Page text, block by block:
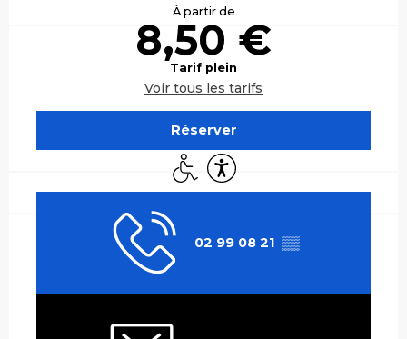
À partir de
8,50 €
Tarif plein
Voir tous les tarifs
Réserver
Accès handicapés
Accessibilité
02 99 08 21 ▒▒